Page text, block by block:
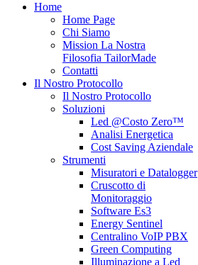
Home
Home Page
Chi Siamo
Mission La Nostra
Filosofia TailorMade
Contatti
Il Nostro Protocollo
Il Nostro Protocollo
Soluzioni
Led @Costo Zero™
Analisi Energetica
Cost Saving Aziendale
Strumenti
Misuratori e Datalogger
Cruscotto di
Monitoraggio
Software Es3
Energy Sentinel
Centralino VoIP PBX
Green Computing
Illuminazione a Led